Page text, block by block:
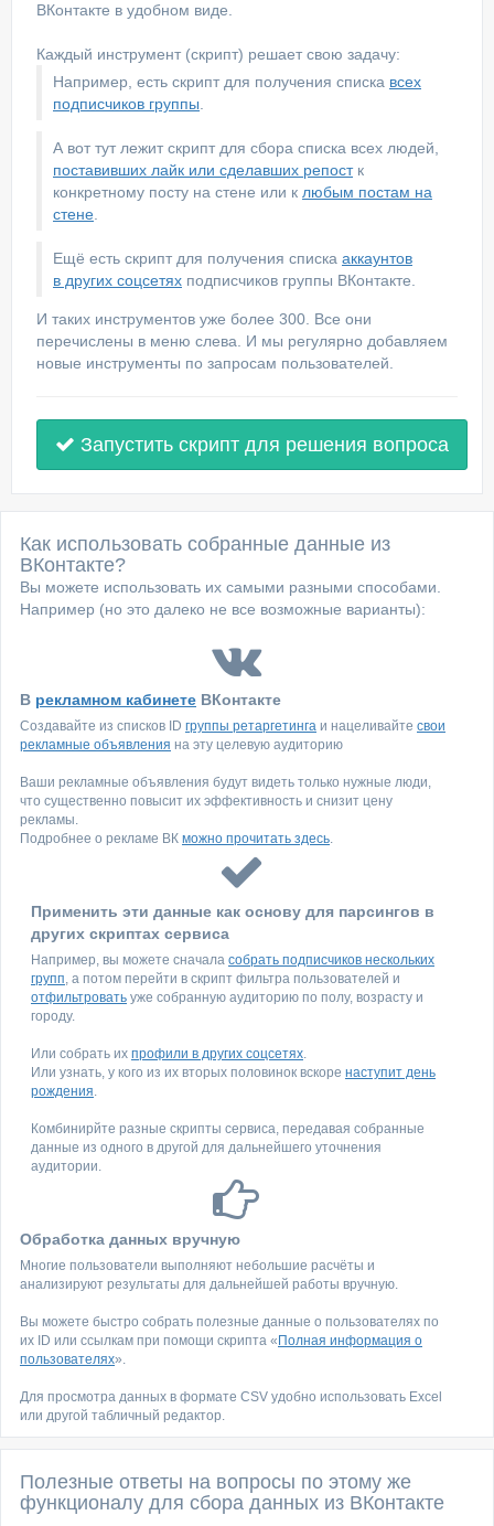
ВКонтакте в удобном виде.
Каждый инструмент (скрипт) решает свою задачу:
Например, есть скрипт для получения списка всех
подписчиков группы
А вот тут лежит скрипт для сбора списка всех людей,
поставивших лайк или сделавших репостк
конкретному посту на стене или к любым постам на
стене
Ещё есть скрипт для получения списка аккаунтов
в других соцсетях подписчиков группы ВКонтакте.
И таких инструментов уже более 300. Все они
перечислены в меню слева. И мы регулярно добавляем
новые инструменты по запросам пользователей.
Запустить скрипт для решения вопроса
Как использовать собранные данные из
ВКонтакте?
Вы можете использовать их самыми разными способами.
Например (но это далеко не все возможные варианты):
В рекламном кабинете ВКонтакте
Создавайте из списков ID группы ретаргетинга и нацеливайте свои
рекламные объявления на эту целевую аудиторию
Ваши рекламные объявления будут видеть только нужные люди,
что существенно повысит их эффективность и снизит цену
рекламы.
Подробнее о рекламе ВК можно прочитать здесь.
Применить эти данные как основу для парсингов в
других скриптах сервиса
Например, вы можете сначала собрать подписчиков нескольких
групп, а потом перейти в скрипт фильтра пользователей и
отфильтровать уже собранную аудиторию по полу, возрасту и
городу.
Или собрать их профили в других соцсетях.
Или узнать, у кого из их вторых половинок вскоре наступит день
рождения.
Комбинирйте разные скрипты сервиса, передавая собранные
данные из одного в другой для дальнейшего уточнения
аудитории.
Обработка данных вручную
Многие пользователи выполняют небольшие расчёты и
анализируют результаты для дальнейшей работы вручную.
Вы можете быстро собрать полезные данные о пользователях по
их ID или ссылкам при помощи скрипта « Полная информация о
пользователях».
Для просмотра данных в формате CSV удобно использовать Excel
или другой табличный редактор.
Полезные ответы на вопросы по этому же
функционалу для сбора данных из ВКонтакте